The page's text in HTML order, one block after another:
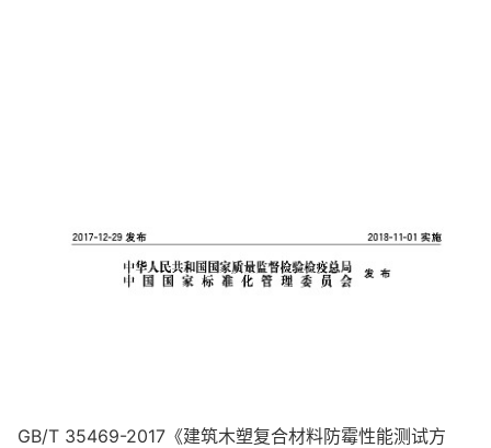
GB/T 35469-2017《建筑木塑复合材料防霉性能测试方